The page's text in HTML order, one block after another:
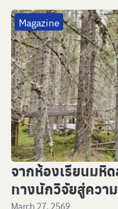
Magazine
จากห้องเรียนมหิ
ทางนักวิจัยสู่ควา
March 27, 2569